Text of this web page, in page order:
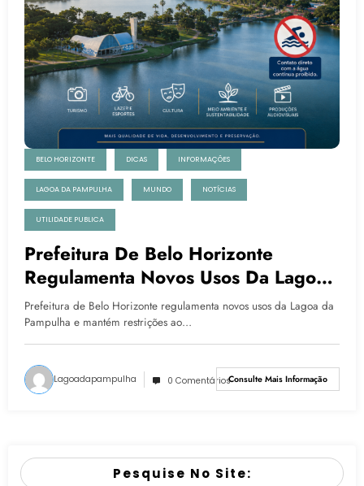
BELO HORIZONTE DICAS INFORMAÇÕES
LAGOA DA PAMPULHA MUNDO NOTÍCIAS
UTILIDADE PUBLICA
Prefeitura De Belo Horizonte
Regulamenta Novos Usos Da Lagoa
Da Pampulha E Mantém Restrições
Ao Contato Com A Água
Prefeitura de Belo Horizonte regulamenta novos usos da Lagoa da
Pampulha e mantém restrições ao…
Lagoadapampulha 0 ComentáriosConsulte Mais Informação
Pesquise No Site: